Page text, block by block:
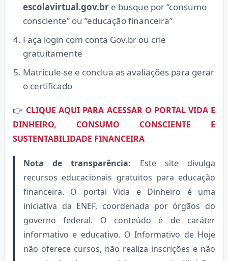
escolavirtual.gov.br e busque por “consumo
consciente” ou “educação financeira”
Faça login com conta Gov.br ou crie
gratuitamente
Matricule-se e conclua as avaliações para gerar
o certificado
👉 CLIQUE AQUI PARA ACESSAR O PORTAL VIDA E
DINHEIRO, CONSUMO CONSCIENTE E
SUSTENTABILIDADE FINANCEIRA
Nota de transparência: Este site divulga
recursos educacionais gratuitos para educação
financeira. O portal Vida e Dinheiro é uma
iniciativa da ENEF, coordenada por órgãos do
governo federal. O conteúdo é de caráter
informativo e educativo. O Informativo de Hoje
não oferece cursos, não realiza inscrições e não